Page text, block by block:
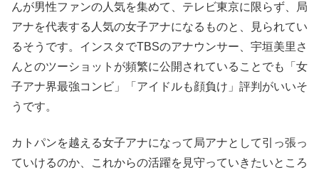
んが男性ファンの人気を集めて、テレビ東京に限らず、局
アナを代表する人気の女子アナになるものと、見られてい
るそうです。インスタでTBSのアナウンサー、宇垣美里さ
んとのツーショットが頻繁に公開されていることでも「女
子アナ界最強コンビ」「アイドルも顔負け」評判がいいそ
うです。
カトパンを越える女子アナになって局アナとして引っ張っ
ていけるのか、これからの活躍を見守っていきたいところ